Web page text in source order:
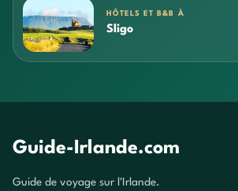
HÔTELS ET B&B À
Sligo
Guide-Irlande.com
Guide de voyage sur l'Irlande.